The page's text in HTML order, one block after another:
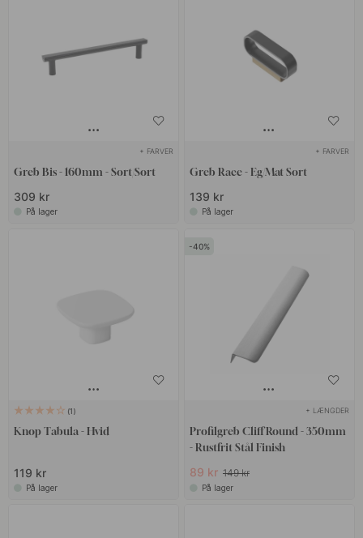
+ FARVER
Greb Bis - 160mm - Sort/Sort
309 kr
På lager
+ FARVER
Greb Race - Eg/Mat Sort
139 kr
På lager
1
Knop Tabula - Hvid
119 kr
På lager
40
+ LÆNGDER
Profilgreb Cliff Round - 350mm
- Rustfrit Stål Finish
89 kr 149 kr
På lager